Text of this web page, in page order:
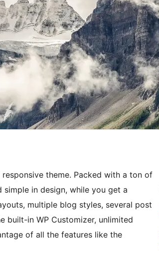
theme. Packed with a ton of
in design, while you get a
multiple blog styles, several post
built-in WP Customizer, unlimited
of all the features like the